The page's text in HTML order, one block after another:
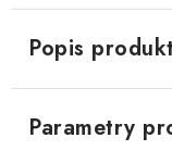
Popis
Parametry